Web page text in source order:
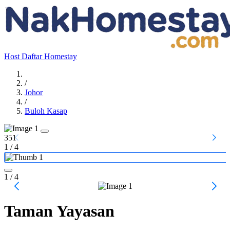
Host Daftar Homestay
/
Johor
/
Buloh Kasap
351
1 /4
1 / 4
Taman Yayasan